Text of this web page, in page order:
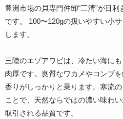
豊洲市場の貝専門仲卸“三清”が目利
です。 100〜120gの扱いやすい小
します。
三陸のエゾアワビは、冷たい海に
肉厚です。良質なワカメやコンブ
香りがしっかりと乗ります。寒流
ことで、天然ならではの濃い味わ
取引される品質です。